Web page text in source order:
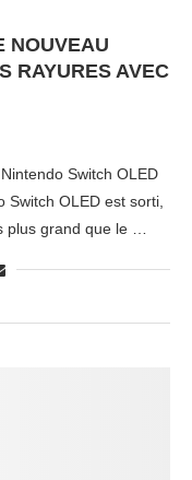
NOUVEAU
RAYURES AVEC
Switch OLED
OLED est sorti,
plus grand que le …